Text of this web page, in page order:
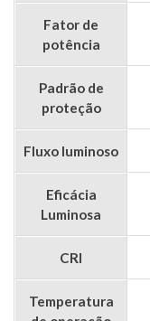
Fator de
potência
Padrão de
proteção
Fluxo luminoso
Eficácia
Luminosa
CRI
Temperatura